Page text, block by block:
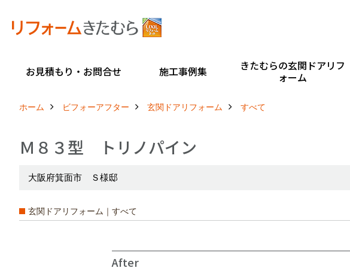
お見積もり・お問合せ 施工事例集
きたむらの玄関ドアリフ
ォーム
ホーム ビフォーアフター 玄関ドアリフォーム すべて
Ｍ８３型 トリノパイン
大阪府箕面市 Ｓ様邸
玄関ドアリフォーム｜すべて
After